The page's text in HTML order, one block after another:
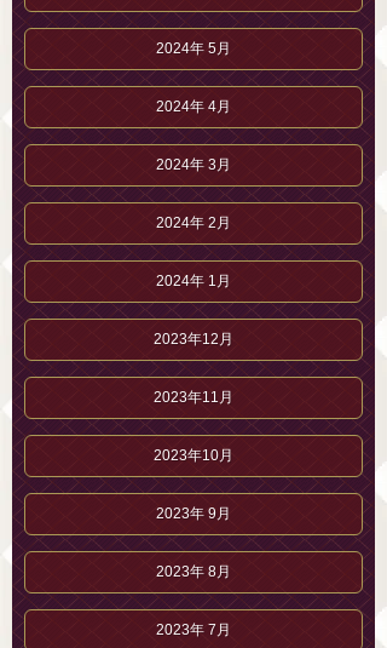
2024年 5月
2024年 4月
2024年 3月
2024年 2月
2024年 1月
2023年12月
2023年11月
2023年10月
2023年 9月
2023年 8月
2023年 7月